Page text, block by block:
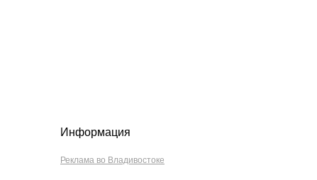
Информация
Реклама во Владивостоке